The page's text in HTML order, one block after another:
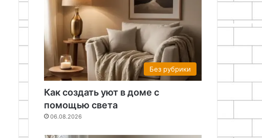
Без рубрики
Как создать уют в доме с
помощью света
06.08.2026